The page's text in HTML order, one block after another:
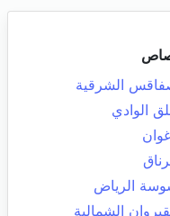
الشرقية
الوادي
الرياض
الشمالية